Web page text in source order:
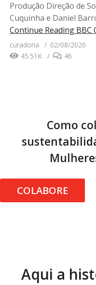
Produção Direção de
Cuquinha e Daniel
Continue Reading BBC
curadoria
02/08/2020
45.51K
46
Como
COLABORE
Aqui a